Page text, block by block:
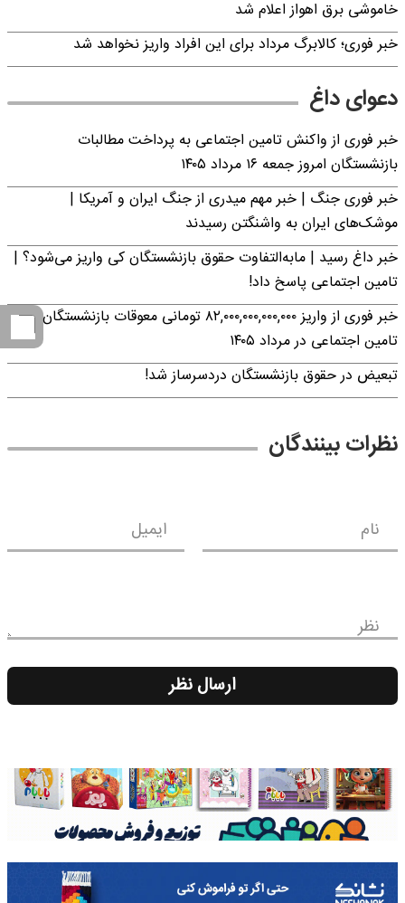
خاموشی برق اهواز اعلام شد
خبر فوری؛ کالابرگ مرداد برای این افراد واریز نخواهد شد
دعوای داغ
خبر فوری از واکنش تامین اجتماعی به پرداخت مطالبات
بازنشستگان امروز جمعه ۱۶ مرداد ۱۴۰۵
خبر فوری جنگ | خبر مهم میدری از جنگ ایران و آمریکا |
موشک‌های ایران به واشنگتن رسیدند
خبر داغ رسید | مابه‌التفاوت حقوق بازنشستگان کی واریز می‌شود؟ |
تامین اجتماعی پاسخ داد!
خبر فوری از واریز ۸۲,۰۰۰,۰۰۰,۰۰۰,۰۰۰ تومانی معوقات بازنشستگان
تامین اجتماعی در مرداد ۱۴۰۵
تبعیض در حقوق بازنشستگان دردسرساز شد!
نظرات بینندگان
نام ایمیل
نظر
ارسال نظر